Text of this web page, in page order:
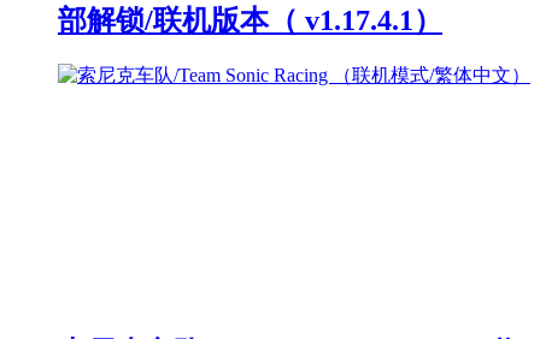
部解锁/联机版本（ v1.17.4.1）